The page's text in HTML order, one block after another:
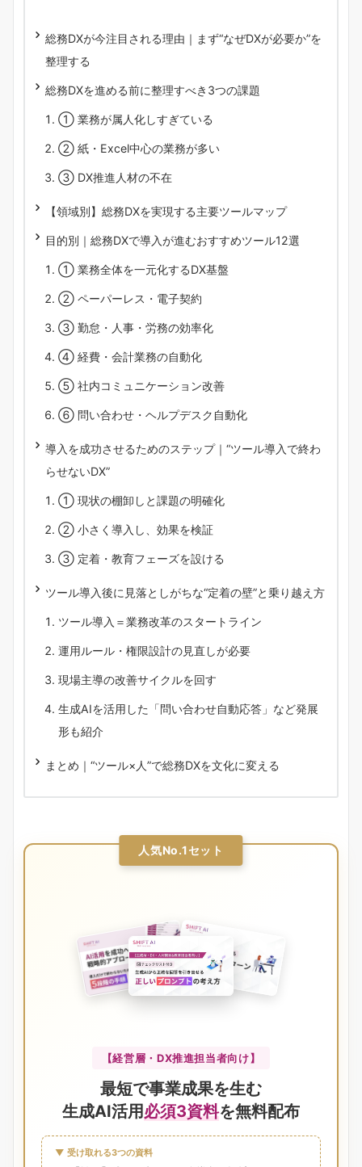
総務DXが今注目される理由｜まず“なぜDXが必要か”を
整理する
総務DXを進める前に整理すべき3つの課題
① 業務が属人化しすぎている
② 紙・Excel中心の業務が多い
③ DX推進人材の不在
【領域別】総務DXを実現する主要ツールマップ
目的別｜総務DXで導入が進むおすすめツール12選
① 業務全体を一元化するDX基盤
② ペーパーレス・電子契約
③ 勤怠・人事・労務の効率化
④ 経費・会計業務の自動化
⑤ 社内コミュニケーション改善
⑥ 問い合わせ・ヘルプデスク自動化
導入を成功させるためのステップ｜“ツール導入で終わ
らせないDX”
① 現状の棚卸しと課題の明確化
② 小さく導入し、効果を検証
③ 定着・教育フェーズを設ける
ツール導入後に見落としがちな“定着の壁”と乗り越え方
ツール導入＝業務改革のスタートライン
運用ルール・権限設計の見直しが必要
現場主導の改善サイクルを回す
生成AIを活用した「問い合わせ自動応答」など発展
形も紹介
まとめ｜“ツール×人”で総務DXを文化に変える
人気No.1セット
【経営層・DX推進担当者向け】
最短で事業成果を生む
生成AI活用必須3資料を無料配布
▼ 受け取れる3つの資料